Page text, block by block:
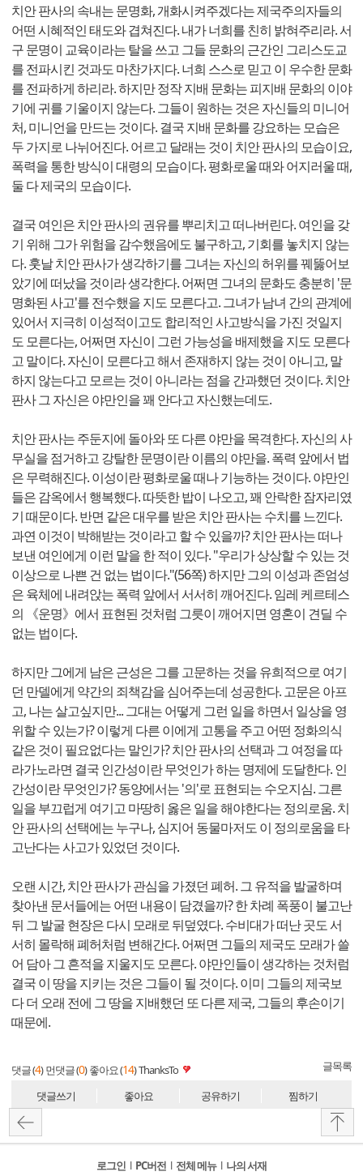
치안 판사의 속내는 문명화, 개화시켜주겠다는 제국주의자들의
어떤 시혜적인 태도와 겹쳐진다. 내가 너희를 친히 밝혀주리라. 서
구 문명이 교육이라는 탈을 쓰고 그들 문화의 근간인 그리스도교
를 전파시킨 것과도 마찬가지다. 너희 스스로 믿고 이 우수한 문화
를 전파하게 하리라. 하지만 정작 지배 문화는 피지배 문화의 이야
기에 귀를 기울이지 않는다. 그들이 원하는 것은 자신들의 미니어
처, 미니언을 만드는 것이다. 결국 지배 문화를 강요하는 모습은
두 가지로 나뉘어진다. 어르고 달래는 것이 치안 판사의 모습이요,
폭력을 통한 방식이 대령의 모습이다. 평화로울 때와 어지러울 때,
둘 다 제국의 모습이다.
결국 여인은 치안 판사의 권유를 뿌리치고 떠나버린다. 여인을 갖
기 위해 그가 위험을 감수했음에도 불구하고, 기회를 놓치지 않는
다. 훗날 치안 판사가 생각하기를 그녀는 자신의 허위를 꿰뚫어보
았기에 떠났을 것이라 생각한다. 어쩌면 그녀의 문화도 충분히 '문
명화된 사고'를 전수했을 지도 모른다고. 그녀가 남녀 간의 관계에
있어서 지극히 이성적이고도 합리적인 사고방식을 가진 것일지
도 모른다는, 어쩌면 자신이 그런 가능성을 배제했을 지도 모른다
고 말이다. 자신이 모른다고 해서 존재하지 않는 것이 아니고, 말
하지 않는다고 모르는 것이 아니라는 점을 간과했던 것이다. 치안
판사 그 자신은 야만인을 꽤 안다고 자신했는데도.
치안 판사는 주둔지에 돌아와 또 다른 야만을 목격한다. 자신의 사
무실을 점거하고 강탈한 문명이란 이름의 야만을. 폭력 앞에서 법
은 무력해진다. 이성이란 평화로울 때나 기능하는 것이다. 야만인
들은 감옥에서 행복했다. 따뜻한 밥이 나오고, 꽤 안락한 잠자리였
기 때문이다. 반면 같은 대우를 받은 치안 판사는 수치를 느낀다.
과연 이것이 박해받는 것이라고 할 수 있을까? 치안 판사는 떠나
보낸 여인에게 이런 말을 한 적이 있다. "우리가 상상할 수 있는 것
이상으로 나쁜 건 없는 법이다."(56쪽) 하지만 그의 이성과 존엄성
은 육체에 내려앉는 폭력 앞에서 서서히 깨어진다. 임레 케르테스
의 《운명》에서 표현된 것처럼 그릇이 깨어지면 영혼이 견딜 수
없는 법이다.
하지만 그에게 남은 근성은 그를 고문하는 것을 유희적으로 여기
던 만델에게 약간의 죄책감을 심어주는데 성공한다. 고문은 아프
고, 나는 살고싶지만... 그대는 어떻게 그런 일을 하면서 일상을 영
위할 수 있는가? 이렇게 다른 이에게 고통을 주고 어떤 정화의식
같은 것이 필요없다는 말인가? 치안 판사의 선택과 그 여정을 따
라가노라면 결국 인간성이란 무엇인가 하는 명제에 도달한다. 인
간성이란 무엇인가? 동양에서는 '의'로 표현되는 수오지심. 그른
일을 부끄럽게 여기고 마땅히 옳은 일을 해야한다는 정의로움. 치
안 판사의 선택에는 누구나, 심지어 동물마저도 이 정의로움을 타
고난다는 사고가 있었던 것이다.
오랜 시간, 치안 판사가 관심을 가졌던 폐허. 그 유적을 발굴하며
찾아낸 문서들에는 어떤 내용이 담겼을까? 한 차례 폭풍이 불고난
뒤 그 발굴 현장은 다시 모래로 뒤덮였다. 수비대가 떠난 곳도 서
서히 몰락해 폐허처럼 변해간다. 어쩌면 그들의 제국도 모래가 쓸
어 담아 그 흔적을 지울지도 모른다. 야만인들이 생각하는 것처럼
결국 이 땅을 지키는 것은 그들이 될 것이다. 이미 그들의 제국보
다 더 오래 전에 그 땅을 지배했던 또 다른 제국, 그들의 후손이기
때문에.
댓글 (4) 먼댓글 (0) 좋아요 (14)ThanksTo 글목록
댓글쓰기 좋아요 공유하기 찜하기
로그인 l PC버전 l 전체 메뉴 l 나의 서재